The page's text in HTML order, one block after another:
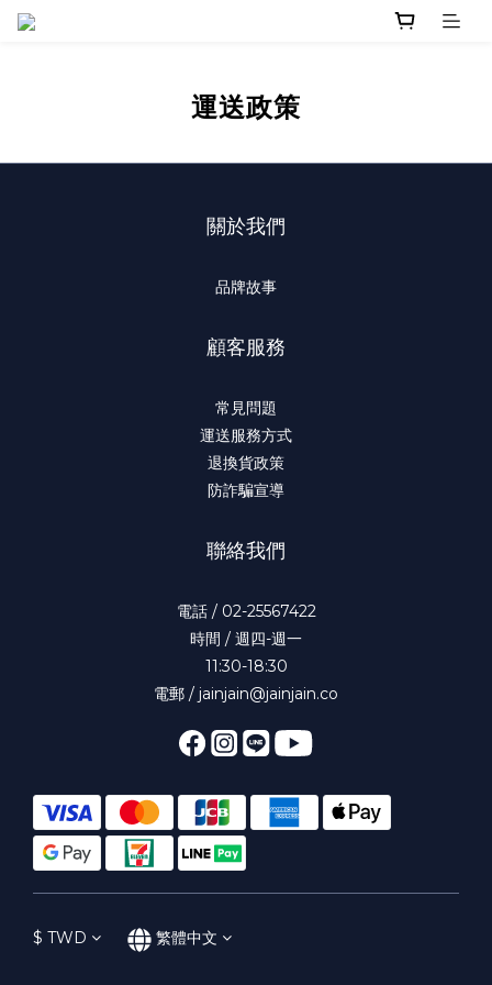
運送政策
關於我們
品牌故事
顧客服務
常見問題
運送服務方式
退換貨政策
防詐騙宣導
聯絡我們
電話 / 02-25567422
時間 / 週四-週一
11:30-18:30
電郵 / jainjain@jainjain.co
$ TWD 繁體中文